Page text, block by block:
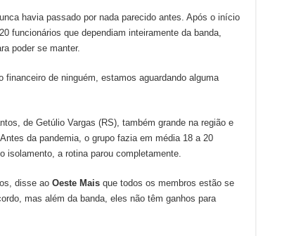
havia passado por nada parecido antes. Após o início
funcionários que dependiam inteiramente da banda,
poder se manter.
de ninguém, estamos aguardando alguma
de Getúlio Vargas (RS), também grande na região e
da pandemia, o grupo fazia em média 18 a 20
isolamento, a rotina parou completamente.
disse ao Oeste Maisque todos os membros estão se
mas além da banda, eles não têm ganhos para